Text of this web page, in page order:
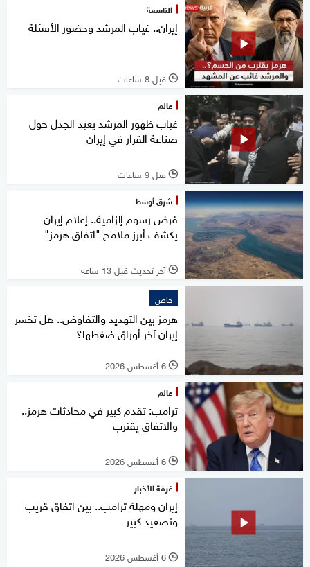
التاسعة
إيران.. غياب المرشد وحضور الأسئلة
l قبل 8 ساعات
عالم
غياب ظهور المرشد يعيد الجدل حول
صناعة القرار في إيران
l قبل 9 ساعات
شرق أوسط
فرض رسوم إلزامية.. إعلام إيران
يكشف أبرز ملامح "اتفاق هرمز"
l آخر تحديث قبل 13 ساعة
خاص
هرمز بين التهديد والتفاوض.. هل تخسر
إيران آخر أوراق ضغطها؟
l 6 أغسطس 2026
عالم
ترامب: تقدم كبير في محادثات هرمز..
والاتفاق يقترب
l 6 أغسطس 2026
غرفة الأخبار
إيران ومهلة ترامب.. بين اتفاق قريب
وتصعيد كبير
l 6 أغسطس 2026